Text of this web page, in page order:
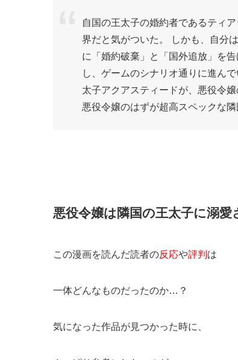
自国の王太子の婚約者であるティ
界だと気がついた。 しかも、自分
に「婚約破棄」と「国外追放」を
し、ゲームのシナリオ通りに進ん
太子アクアスティードが、悪役令
悪役令嬢のはずが超高スペックな
悪役令嬢は隣国の王太子に溺愛
この漫画を読んだ読者の反応や評判 は
一体どんなものだったのか…？
気になった作品が見つかった時に、